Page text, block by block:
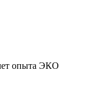
опыта ЭКО